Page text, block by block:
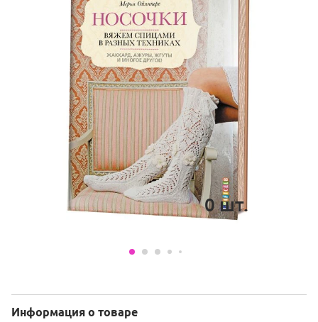
0 шт.
Информация о товаре